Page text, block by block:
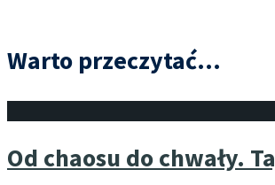
Warto przeczytać...
Od chaosu do chwały.